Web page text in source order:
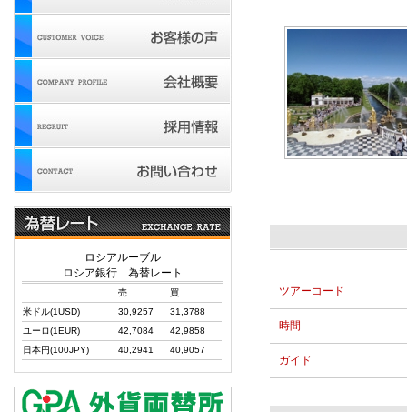
ツアーコード
時間
ガイド
ロシアルーブル
ロシア銀行 為替レート
売
買
米ドル(1USD)
30,9257
31,3788
ユーロ(1EUR)
42,7084
42,9858
日本円(100JPY)
40,2941 40,9057